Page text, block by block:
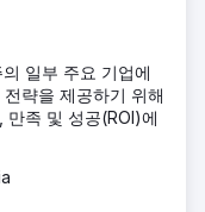
일부 주요 기업에
략을 제공하기 위해
만족 및 성공(ROI)에